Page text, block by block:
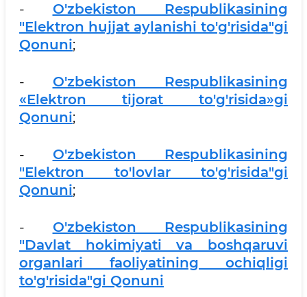
- O'zbekiston Respublikasining
"Elektron hujjat aylanishi to'g'risida"gi
Qonuni;
- O'zbekiston Respublikasining
«Elektron tijorat to'g'risida»gi
Qonuni;
- O'zbekiston Respublikasining
"Elektron to'lovlar to'g'risida"gi
Qonuni;
- O'zbekiston Respublikasining
"Davlat hokimiyati va boshqaruvi
organlari faoliyatining ochiqligi
to'g'risida"gi Qonuni